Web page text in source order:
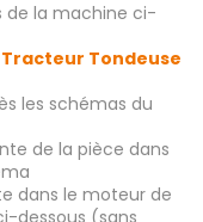
de la machine ci-
Tondeuse
les schémas du
de la pièce dans
dans le moteur de
dessous (sans